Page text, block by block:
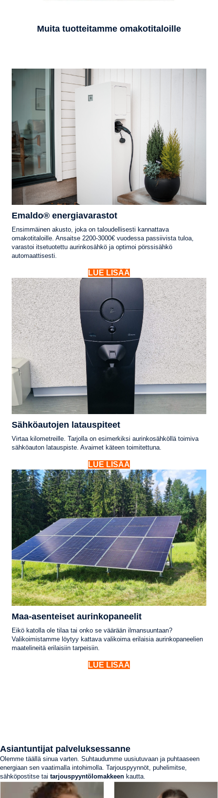
Muita tuotteitamme omakotitaloille
Emaldo® energiavarastot
Ensimmäinen akusto, joka on taloudellisesti kannattava
omakotitaloille. Ansaitse 2200-3000€ vuodessa passiivista tuloa,
varastoi itsetuotettu aurinkosähkö ja optimoi pörssisähkö
automaattisesti.
LUE LISÄÄ
Sähköautojen latauspiteet
Virtaa kilometreille. Tarjolla on esimerkiksi aurinkosähköllä toimiva
sähköauton latauspiste. Avaimet käteen toimitettuna.
LUE LISÄÄ
Maa-asenteiset aurinkopaneelit
Eikö katolla ole tilaa tai onko se väärään ilmansuuntaan?
Valikoimistamme löytyy kattava valikoima erilaisia aurinkopaneelien
maatelineitä erilaisiin tarpeisiin.
LUE LISÄÄ
Asiantuntijat palveluksessanne
Olemme täällä sinua varten. Suhtaudumme uusiutuvaan ja puhtaaseen
energiaan sen vaatimalla intohimolla. Tarjouspyynnöt, puhelimitse,
sähköpostitse tai tarjouspyyntölomakkeen kautta.